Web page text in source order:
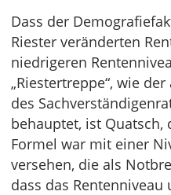
Dass der
Riester veränderten
niedrigeren
„Riestertreppe“, wie
des
behauptet, ist Quatsch,
Formel war mit einer
versehen, die als
dass das Rentenniveau